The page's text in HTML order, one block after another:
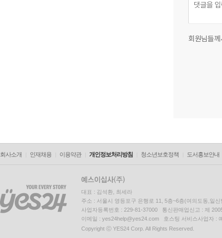
회원님들
회사소개 인재채용 이용약관 개인정보처리방침 청소년보호정책 도서홍보안내
대표 : 김석환, 최세라
주소 : 서울시 영등포구 은행로 11, 5층~6층(여의도동,일신
사업자등록번호 : 229-81-37000 통신판매업신고 : 제
이메일 : yes24help@yes24.com 호스팅 서비스사업자 :
Copyright ⓒ YES24 Corp. All Rights Reserved.